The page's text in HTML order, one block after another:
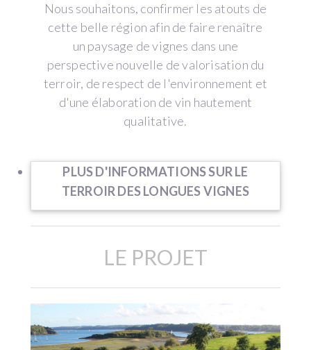
Nous souhaitons, confirmer les atouts de
cette belle région afin de faire renaître
un paysage de vignes dans une
perspective nouvelle de valorisation du
terroir, de respect de l'environnement et
d'une élaboration de vin hautement
qualitative.
PLUS D'INFORMATIONS SUR LE
TERROIR DES LONGUES VIGNES
LE PROJET